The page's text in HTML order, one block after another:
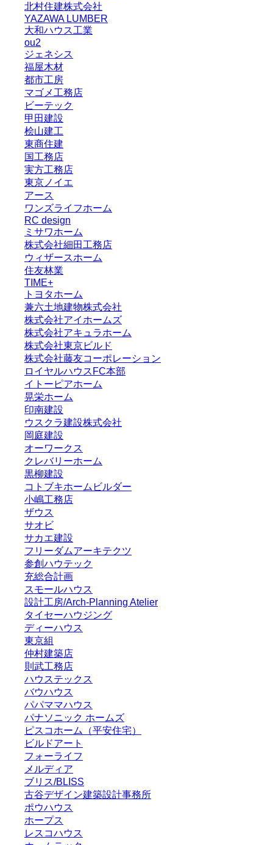
北村住建株式会社
YAZAWA LUMBER
大和ハウス工業
ou2
ジェネシス
福屋木材
都市工房
マゴメ工務店
ビーテック
甲田建設
桧山建工
東商住建
国工務店
実方工務店
東京ノイエ
アース
ワンズライフホーム
RC design
ミサワホーム
株式会社細田工務店
ウィザースホーム
住友林業
TIME+
トヨタホーム
兼六土地建物株式会社
株式会社アイホームズ
株式会社アキュラホーム
株式会社東京ビルド
株式会社藤友コーポレーション
ロイヤルハウスFC本部
イトーピアホーム
晃栄ホーム
印南建設
ウスクラ建設株式会社
岡庭建設
オーワークス
クレバリーホーム
黒柳建設
コトブキホームビルダー
小嶋工務店
ザウス
サオビ
サカエ建設
フリーダムアーキテクツ
参創ハウテック
充総合計画
スモールハウス
設計工房/Arch-Planning Atelier
タイセーハウジング
ディーハウス
東京組
仲村建築店
則武工務店
ハウステックス
バウハウス
パパママハウス
パナソニック ホームズ
ピスコホーム（平安住宅）
ビルドアート
フォーライフ
メルディア
ブリス/BLISS
古谷デザイン建築設計事務所
ポウハウス
ホープス
レスコハウス